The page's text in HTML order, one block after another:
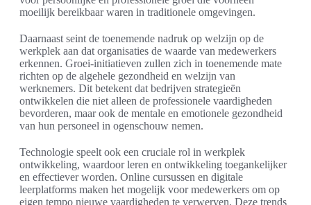
moeilijk bereikbaar waren in traditionele omgevingen.
Daarnaast seint de toenemende nadruk op welzijn op de
werkplek aan dat organisaties de waarde van medewerkers
erkennen. Groei-initiatieven zullen zich in toenemende mate
richten op de algehele gezondheid en welzijn van
werknemers. Dit betekent dat bedrijven strategieën
ontwikkelen die niet alleen de professionele vaardigheden
bevorderen, maar ook de mentale en emotionele gezondheid
van hun personeel in ogenschouw nemen.
Technologie speelt ook een cruciale rol in werkplek
ontwikkeling, waardoor leren en ontwikkeling toegankelijker
en effectiever worden. Online cursussen en digitale
leerplatforms maken het mogelijk voor medewerkers om op
eigen tempo nieuwe vaardigheden te verwerven. Deze trends